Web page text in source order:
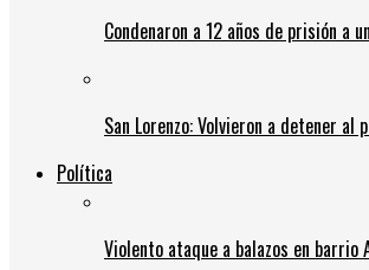
Condenaron a 12 años de prisión a
San Lorenzo: Volvieron a detener
Política
Violento ataque a balazos en barrio